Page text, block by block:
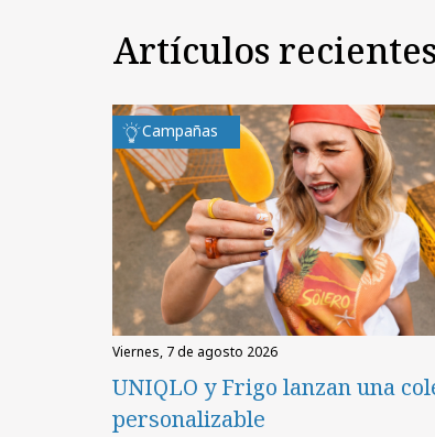
Artículos recientes
Campañas
viernes, 7 de agosto 2026
UNIQLO y Frigo lanzan una
personalizable